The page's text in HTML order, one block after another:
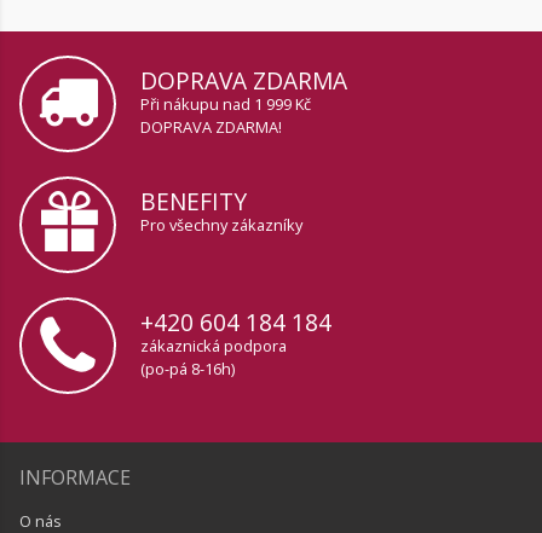
DOPRAVA ZDARMA
Při nákupu nad 1 999 Kč
DOPRAVA ZDARMA!
BENEFITY
Pro všechny zákazníky
+420 604 184 184
zákaznická podpora
(po-pá 8-16h)
INFORMACE
O nás